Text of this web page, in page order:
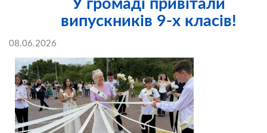
У громаді привітали
випускників 9-х класів!
08.06.2026